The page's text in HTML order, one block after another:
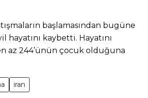
başlamasından bugüne
hayatını kaybetti. Hayatını
az 244’ünün çocuk olduğuna
iran